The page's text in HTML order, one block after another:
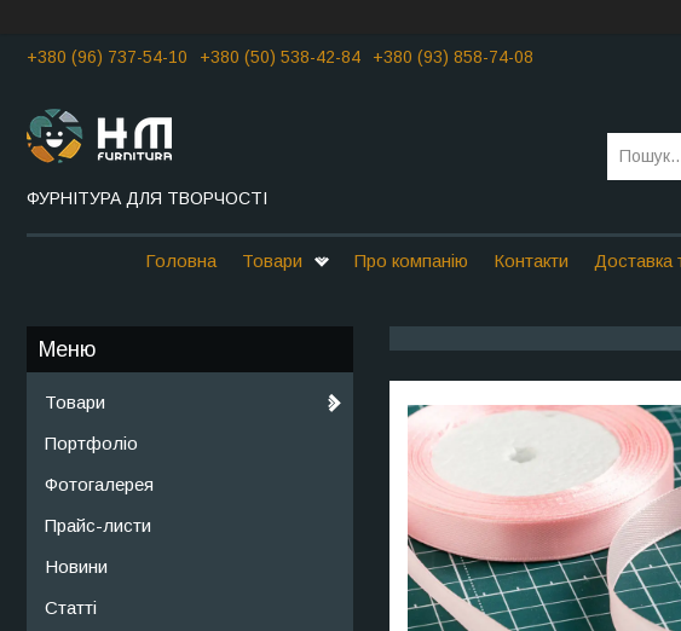
+380 (96) 737-54-10 +380 (50) 538-42-84 +380 (93) 858-74-08
ФУРНІТУРА ДЛЯ ТВОРЧОСТІ
Головна Товари Про компанію Контакти Доставка
Товари
Портфоліо
Фотогалерея
Прайс-листи
Новини
Статті